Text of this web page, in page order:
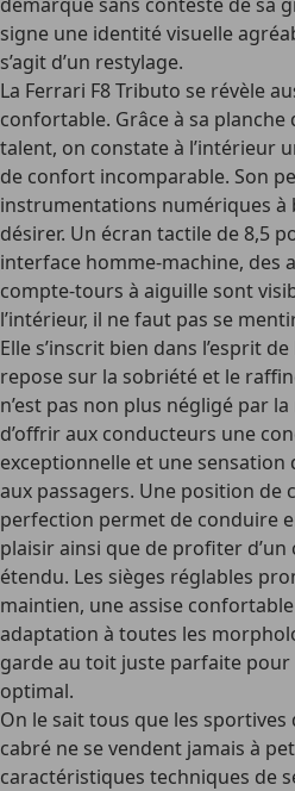
signe une identité visuelle
s’agit d’un restylage.
La Ferrari F8 Tributo se révèle
confortable. Grâce à sa planche
talent, on constate à l’intérieur
de confort incomparable. Son
instrumentations numériques à
désirer. Un écran tactile de 8,5
interface homme-machine, des
compte-tours à aiguille sont
l’intérieur, il ne faut pas se
Elle s’inscrit bien dans l’esprit
repose sur la sobriété et le
n’est pas non plus négligé par
d’offrir aux conducteurs une
exceptionnelle et une
aux passagers. Une position de
perfection permet de conduire
plaisir ainsi que de profiter
étendu. Les sièges réglables
maintien, une assise
adaptation à toutes les
garde au toit juste parfaite
optimal.
On le sait tous que les sportives
cabré ne se vendent jamais à
caractéristiques techniques de